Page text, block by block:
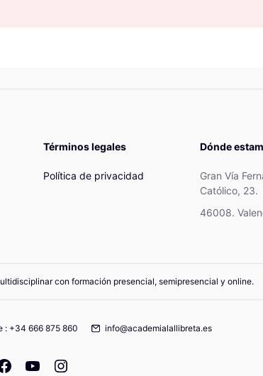
Términos legales
Política de privacidad
Dónde
Gran Vía
Católico, 23.
46008.
con formación presencial, semipresencial y online.
: +34 666 875 860 info@academialallibreta.es